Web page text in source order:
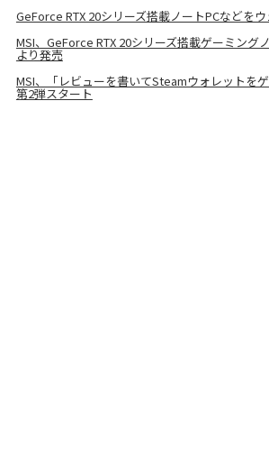
GeForce RTX 20シリーズ搭載ノートPCなどを
MSI、GeForce RTX 20シリーズ搭載ゲーミング
より発売
MSI、「レビューを書いてSteamウォレットを
第2弾スタート